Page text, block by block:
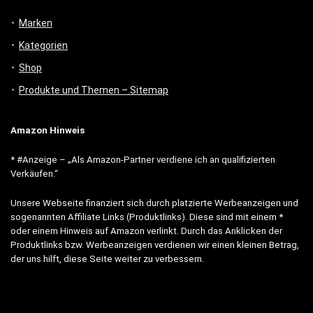
Marken
Kategorien
Shop
Produkte und Themen – Sitemap
Amazon Hinweis
* #Anzeige – „Als Amazon-Partner verdiene ich an qualifizierten
Verkäufen.“
Unsere Webseite finanziert sich durch platzierte Werbeanzeigen und
sogenannten Affiliate Links (Produktlinks). Diese sind mit einem *
oder einem Hinweis auf Amazon verlinkt. Durch das Anklicken der
Produktlinks bzw. Werbeanzeigen verdienen wir einen kleinen Betrag,
der uns hilft, diese Seite weiter zu verbessern.